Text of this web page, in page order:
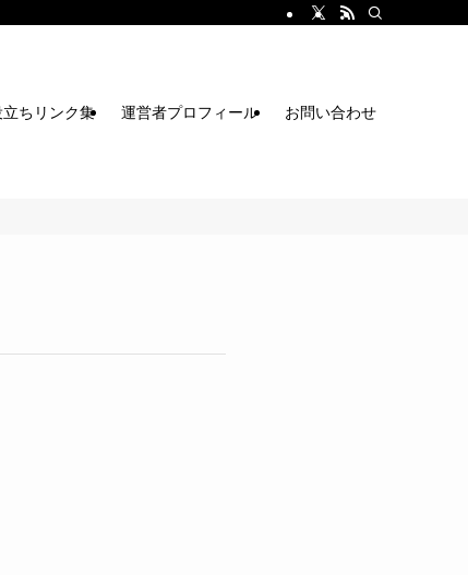
立ちリンク集 運営者プロフィール お問い合わせ